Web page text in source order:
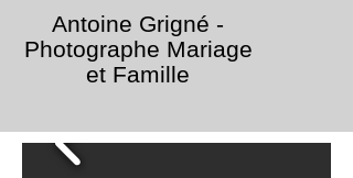
Antoine Grigné -
Photographe Mariage
et Famille